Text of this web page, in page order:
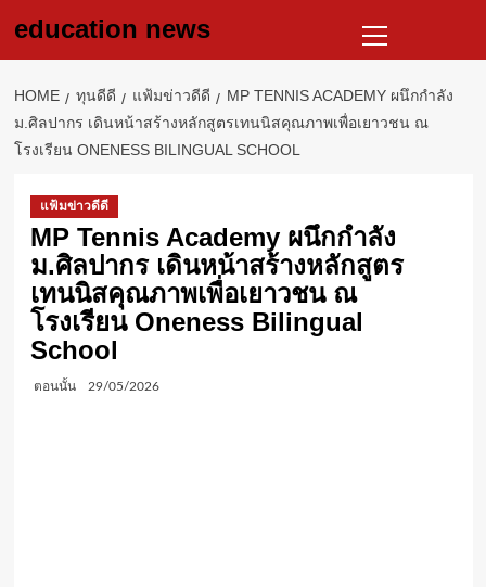
education news
Menu
HOME ทุนดีดี แฟ้มข่าวดีดี
MP TENNIS ACADEMY ผนึกกำลัง
ม.ศิลปากร เดินหน้าสร้างหลักสูตรเทนนิสคุณภาพเพื่อเยาวชน ณ
โรงเรียน ONENESS BILINGUAL SCHOOL
แฟ้มข่าวดีดี
MP Tennis Academy ผนึกกำลัง
ม.ศิลปากร เดินหน้าสร้างหลักสูตร
เทนนิสคุณภาพเพื่อเยาวชน ณ
โรงเรียน Oneness Bilingual
School
ตอนนั้น 29/05/2026